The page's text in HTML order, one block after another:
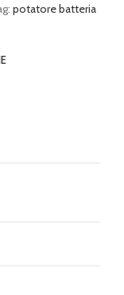
potatore batteria